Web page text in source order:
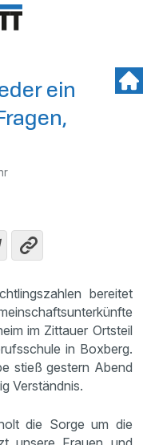
ein
bereitet
im Zittauer Ortsteil
in Boxberg.
stieß gestern Abend
Verständnis.
die Sorge um die